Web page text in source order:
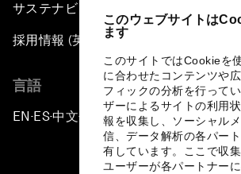
このウェブサイトは
ます
このサイトではCookieを
に合わせたコンテンツや
フィックの分析を行って
ザーによるサイトの利用
報を収集し、ソーシャル
信、データ解析の各パー
有しています。ここで収集
ユーザーが各パートナー
サステナビリティへの取り組み
採用情報 (英語のみ)
言語
EN ▪ES▪中文▪ 日本語